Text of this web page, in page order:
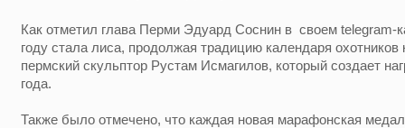
Как отметил глава Перми Эдуард Соснин в своем
году стала лиса, продолжая традицию календаря
пермский скульптор Рустам Исмагилов, который создает
года.
Также было отмечено, что каждая новая марафонская